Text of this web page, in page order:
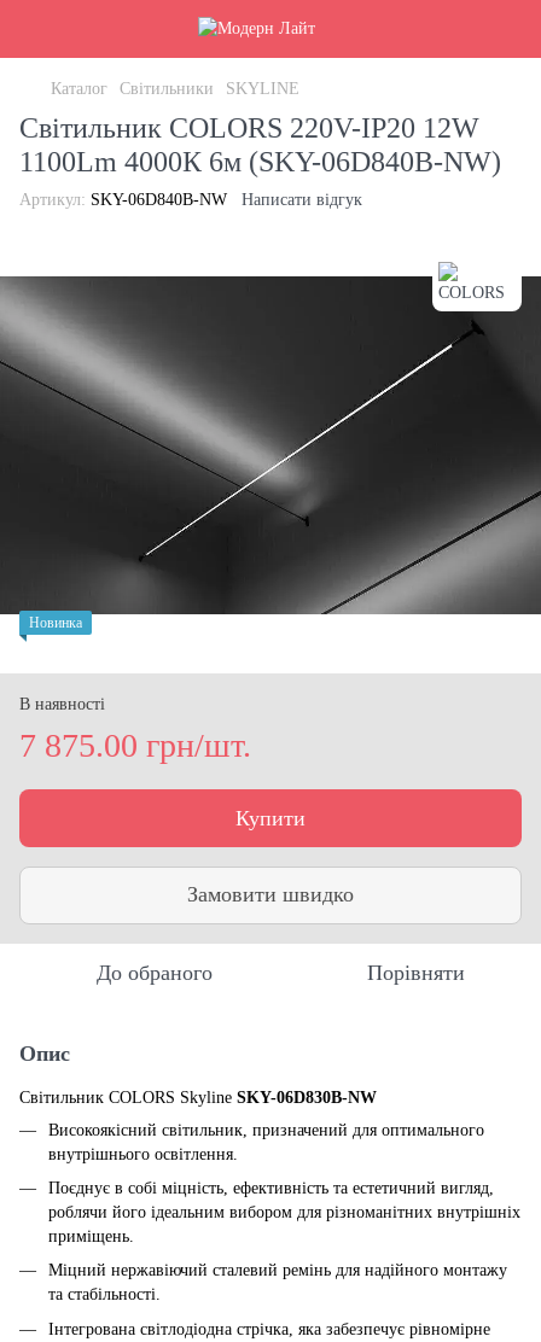
Каталог Світильники SKYLINE
Світильник COLORS 220V-IP20 12W
1100Lm 4000К 6м (SKY-06D840B-NW)
Артикул: SKY-06D840B-NW Написати відгук
Новинка
В наявності
7 875.00 грн/шт.
Купити
Замовити швидко
До обраного Порівняти
Опис
Світильник COLORS Skyline SKY-06D830B-NW
Високоякісний світильник, призначений для оптимального
внутрішнього освітлення.
Поєднує в собі міцність, ефективність та естетичний вигляд,
роблячи його ідеальним вибором для різноманітних внутрішніх
приміщень.
Міцний нержавіючий сталевий ремінь для надійного монтажу
та стабільності.
Інтегрована світлодіодна стрічка, яка забезпечує рівномірне